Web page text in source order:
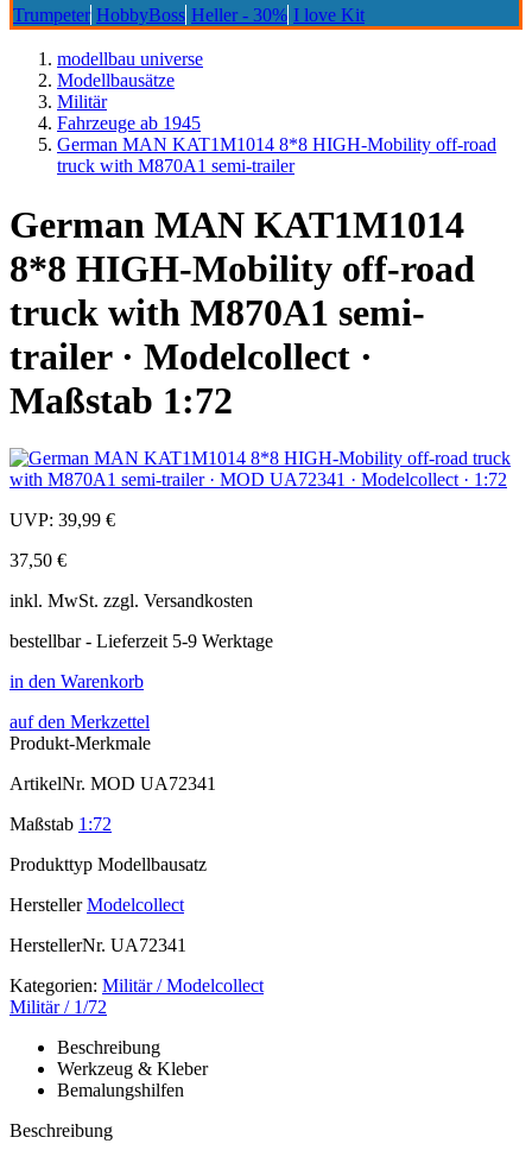
Trumpeter HobbyBoss Heller - 30% I love Kit
modellbau universe
Modellbausätze
Militär
Fahrzeuge ab 1945
German MAN KAT1M1014 8*8 HIGH-Mobility off-road
truck with M870A1 semi-trailer
German MAN KAT1M1014
8*8 HIGH-Mobility off-road
truck with M870A1 semi-
trailer · Modelcollect ·
Maßstab 1:72
UVP: 39,99 €
37,50 €
inkl. MwSt. zzgl. Versandkosten
bestellbar - Lieferzeit 5-9 Werktage
in den Warenkorb
auf den Merkzettel
Produkt-Merkmale
ArtikelNr. MOD UA72341
Maßstab 1:72
Produkttyp Modellbausatz
Hersteller Modelcollect
HerstellerNr. UA72341
Kategorien: Militär / Modelcollect
Militär / 1/72
Beschreibung
Werkzeug & Kleber
Bemalungshilfen
Beschreibung